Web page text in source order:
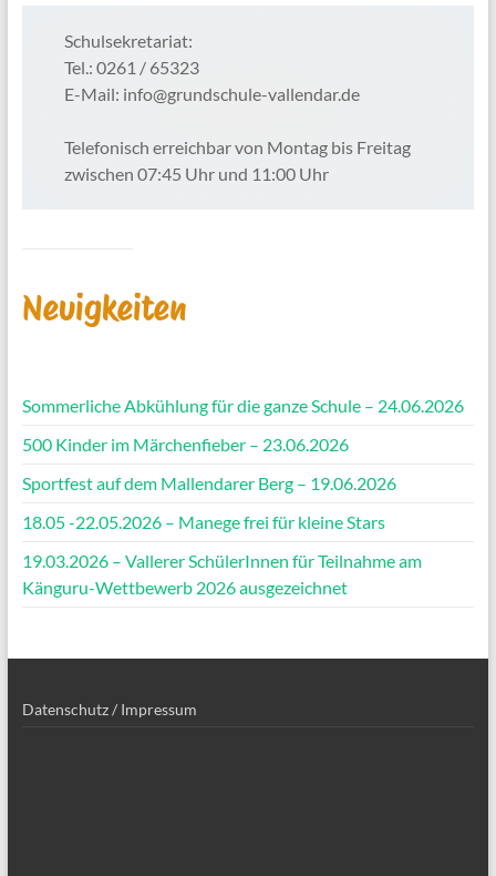
Schulsekretariat:
Tel.: 0261 / 65323
E-Mail: info@grundschule-vallendar.de
Telefonisch erreichbar von Montag bis Freitag
zwischen 07:45 Uhr und 11:00 Uhr
Neuigkeiten
Sommerliche Abkühlung für die ganze Schule – 24.06.2026
500 Kinder im Märchenfieber – 23.06.2026
Sportfest auf dem Mallendarer Berg – 19.06.2026
18.05 -22.05.2026 – Manege frei für kleine Stars
19.03.2026 – Vallerer SchülerInnen für Teilnahme am
Känguru-Wettbewerb 2026 ausgezeichnet
Datenschutz / Impressum